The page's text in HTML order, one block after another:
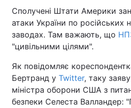
Україна
Економіка Світ
Техно і зв'язок Лайт
Сполучені Штати Америки
атаки України по російських
заводах. Там важають, що
"цивільними цілями".
Як повідомляє
Бертранд у Twitter, таку
міністра оборони США з
безпеки Селеста Валландер: